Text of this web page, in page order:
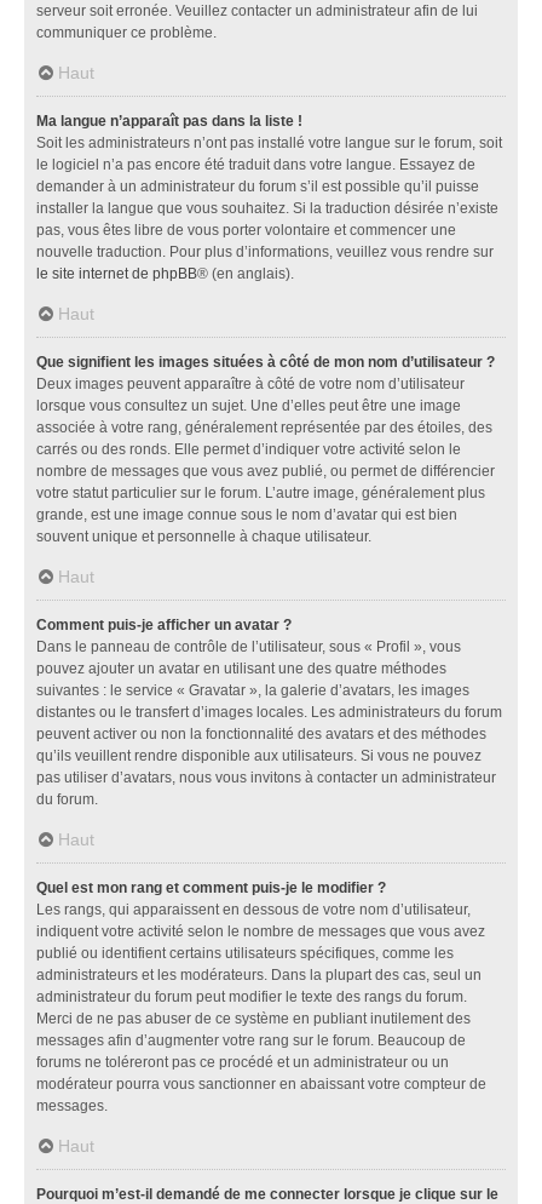
serveur soit erronée. Veuillez contacter un administrateur afin de lui
communiquer ce problème.
Haut
Ma langue n’apparaît pas dans la liste !
Soit les administrateurs n’ont pas installé votre langue sur le forum, soit
le logiciel n’a pas encore été traduit dans votre langue. Essayez de
demander à un administrateur du forum s’il est possible qu’il puisse
installer la langue que vous souhaitez. Si la traduction désirée n’existe
pas, vous êtes libre de vous porter volontaire et commencer une
nouvelle traduction. Pour plus d’informations, veuillez vous rendre sur
le site internet de phpBB® (en anglais).
Haut
Que signifient les images situées à côté de mon nom d’utilisateur ?
Deux images peuvent apparaître à côté de votre nom d’utilisateur
lorsque vous consultez un sujet. Une d’elles peut être une image
associée à votre rang, généralement représentée par des étoiles, des
carrés ou des ronds. Elle permet d’indiquer votre activité selon le
nombre de messages que vous avez publié, ou permet de différencier
votre statut particulier sur le forum. L’autre image, généralement plus
grande, est une image connue sous le nom d’avatar qui est bien
souvent unique et personnelle à chaque utilisateur.
Haut
Comment puis-je afficher un avatar ?
Dans le panneau de contrôle de l’utilisateur, sous « Profil », vous
pouvez ajouter un avatar en utilisant une des quatre méthodes
suivantes : le service « Gravatar », la galerie d’avatars, les images
distantes ou le transfert d’images locales. Les administrateurs du forum
peuvent activer ou non la fonctionnalité des avatars et des méthodes
qu’ils veuillent rendre disponible aux utilisateurs. Si vous ne pouvez
pas utiliser d’avatars, nous vous invitons à contacter un administrateur
du forum.
Haut
Quel est mon rang et comment puis-je le modifier ?
Les rangs, qui apparaissent en dessous de votre nom d’utilisateur,
indiquent votre activité selon le nombre de messages que vous avez
publié ou identifient certains utilisateurs spécifiques, comme les
administrateurs et les modérateurs. Dans la plupart des cas, seul un
administrateur du forum peut modifier le texte des rangs du forum.
Merci de ne pas abuser de ce système en publiant inutilement des
messages afin d’augmenter votre rang sur le forum. Beaucoup de
forums ne toléreront pas ce procédé et un administrateur ou un
modérateur pourra vous sanctionner en abaissant votre compteur de
messages.
Haut
Pourquoi m’est-il demandé de me connecter lorsque je clique sur le